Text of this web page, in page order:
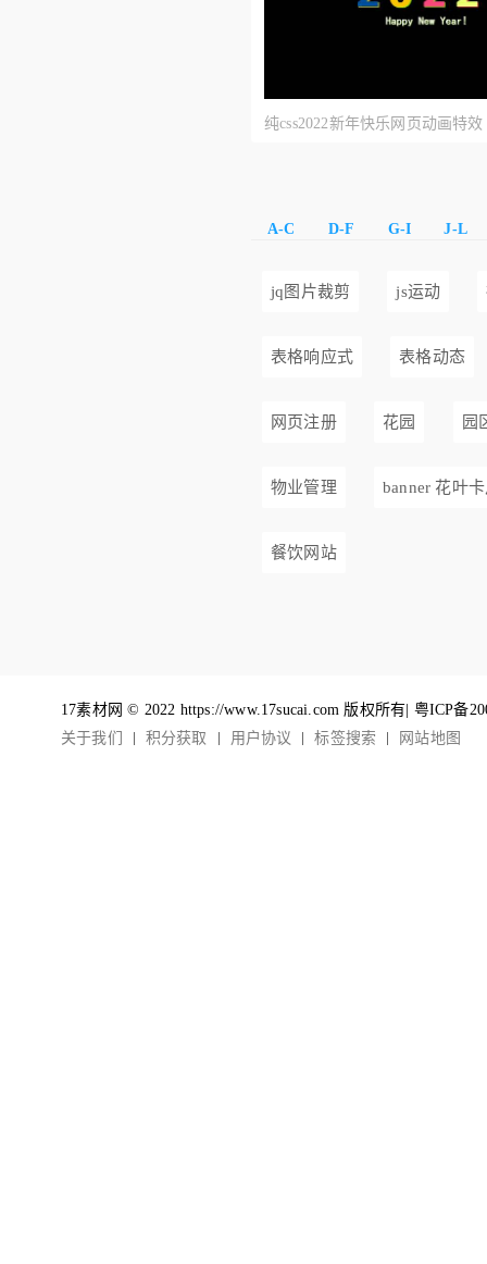
纯css2022新年快乐网页动画特效
A-C D-F G-I J-L
jq图片裁剪 js运动
表格响应式 表格动态
网页注册 花园 园
物业管理 banner 花叶
餐饮网站
17素材网 © 2022 https://www.17sucai.com 版权所有| 粤ICP备
关于我们
积分获取 用户协议 标签搜索 网站地图